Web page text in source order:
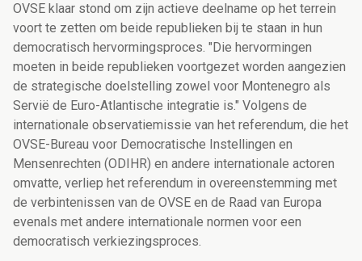
OVSE klaar stond om zijn actieve deelname op het terrein
voort te zetten om beide republieken bij te staan in hun
democratisch hervormingsproces. "Die hervormingen
moeten in beide republieken voortgezet worden aangezien
de strategische doelstelling zowel voor Montenegro als
Servië de Euro-Atlantische integratie is." Volgens de
internationale observatiemissie van het referendum, die het
OVSE-Bureau voor Democratische Instellingen en
Mensenrechten (ODIHR) en andere internationale actoren
omvatte, verliep het referendum in overeenstemming met
de verbintenissen van de OVSE en de Raad van Europa
evenals met andere internationale normen voor een
democratisch verkiezingsproces.